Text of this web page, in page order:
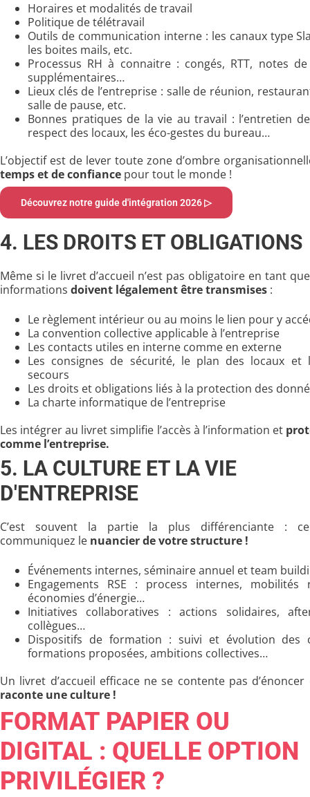
Horaires et modalités de travail
Politique de télétravail
Outils de communication interne : les canaux type
les boites mails, etc.
Processus RH à connaitre : congés, RTT, notes
supplémentaires…
Lieux clés de l’entreprise : salle de réunion,
salle de pause, etc.
Bonnes pratiques de la vie au travail : l’entretien
respect des locaux, les éco-gestes du bureau…
L’objectif est de lever toute zone d’ombre
temps et de confiance pour tout le monde !
Découvrez notre guide d'intégration 2026 ▷
4. LES DROITS ET OBLIGATIONS
Même si le livret d’accueil n’est pas obligatoire en tant
informations doivent légalement être transmises :
Le règlement intérieur ou au moins le lien pour y
La convention collective applicable à l’entreprise
Les contacts utiles en interne comme en externe
Les consignes de sécurité, le plan des locaux et
secours
Les droits et obligations liés à la protection des
La charte informatique de l’entreprise
Les intégrer au livret simplifie l’accès à l’information et
comme l’entreprise.
5. LA CULTURE ET LA VIE
D'ENTREPRISE
C’est souvent la partie la plus différenciante :
communiquez le nuancier de votre structure !
Événements internes, séminaire annuel et team
Engagements RSE : process internes, mobilités
économies d’énergie…
Initiatives collaboratives : actions solidaires,
collègues…
Dispositifs de formation : suivi et évolution des
formations proposées, ambitions collectives…
Un livret d’accueil efficace ne se contente pas
raconte une culture !
FORMAT PAPIER OU
DIGITAL : QUELLE OPTION
PRIVILÉGIER ?